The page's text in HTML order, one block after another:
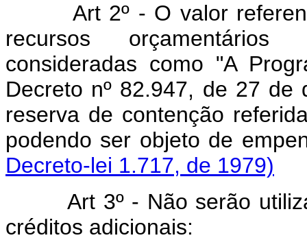
Art 2º - O valor
recursos orçamentários
consideradas como "A
Decreto nº 82.947, de 27
reserva de contenção
podendo ser objeto de
Decreto-lei 1.717, de 1979)
Art 3º - Não serão
créditos adicionais: